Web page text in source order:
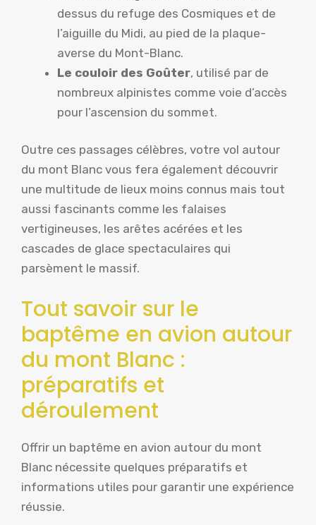
dessus du refuge des Cosmiques et de
l’aiguille du Midi, au pied de la plaque-
averse du Mont-Blanc.
Le couloir des Goûter, utilisé par de
nombreux alpinistes comme voie d’accès
pour l’ascension du sommet.
Outre ces passages célèbres, votre vol autour
du mont Blanc vous fera également découvrir
une multitude de lieux moins connus mais tout
aussi fascinants comme les falaises
vertigineuses, les arêtes acérées et les
cascades de glace spectaculaires qui
parsèment le massif.
Tout savoir sur le
baptême en avion autour
du mont Blanc :
préparatifs et
déroulement
Offrir un baptême en avion autour du mont
Blanc nécessite quelques préparatifs et
informations utiles pour garantir une expérience
réussie.